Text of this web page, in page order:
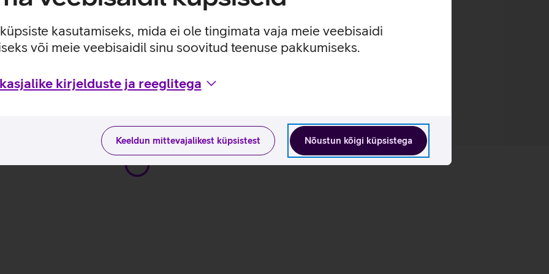
kasutamiseks, mida ei ole tingimata vaja meie veebisaidi
või meie veebisaidil sinu soovitud teenuse pakkumiseks.
kirjelduste ja reeglitega
Nõustun kõigi küpsistega
Keeldun mittevajalikest küpsistest
kasutuskogemuse.
1600, 2400, 4000 dpi.
omaduste ja kasutusviisidega tootja kodulehel